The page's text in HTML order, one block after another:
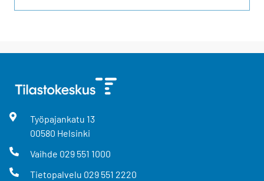
Työpajankatu 13
00580 Helsinki
Vaihde 029 551 1000
Tietopalvelu 029 551 2220